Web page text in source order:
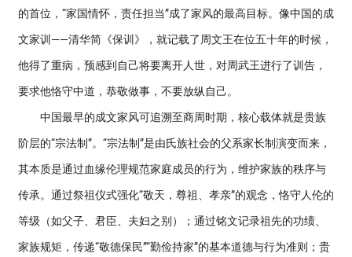
的首位，“家国情怀，责任担当”成了家风的最高目标。像中国的成
文家训——清华简《保训》，就记载了周文王在位五十年的时候，
他得了重病，预感到自己将要离开人世，对周武王进行了训告，
要求他恪守中道，恭敬做事，不要放纵自己。
中国最早的成文家风可追溯至商周时期，核心载体就是贵族
阶层的“宗法制”。“宗法制”是由氏族社会的父系家长制演变而来，
其本质是通过血缘伦理规范家庭成员的行为，维护家族的秩序与
传承。通过祭祖仪式强化“敬天，尊祖、孝亲”的观念，恪守人伦的
等级（如父子、君臣、夫妇之别）；通过铭文记录祖先的功绩、
家族规矩，传递“敬德保民”“勤俭持家”的基本道德与行为准则；贵